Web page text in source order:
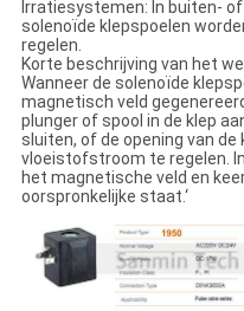
Irratiesystemen: In buiten-
solenoïde klepspoelen
regelen.
Korte beschrijving van het
Wanneer de solenoïde
magnetisch veld
plunger of spool in de klep
sluiten, of de opening van de
vloeistofstroom te regelen.
het magnetische veld en
oorspronkelijke staat.‘